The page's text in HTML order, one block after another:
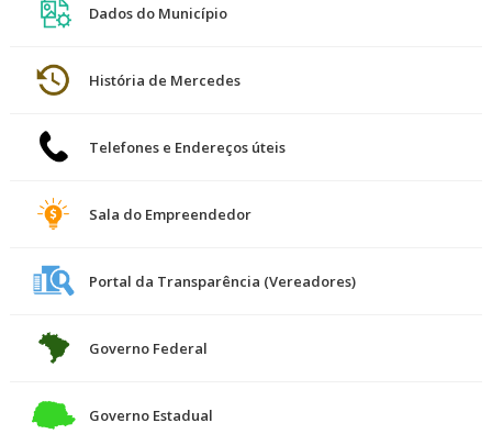
Dados do Município
História de Mercedes
Telefones e Endereços úteis
Sala do Empreendedor
Portal da Transparência (Vereadores)
Governo Federal
Governo Estadual